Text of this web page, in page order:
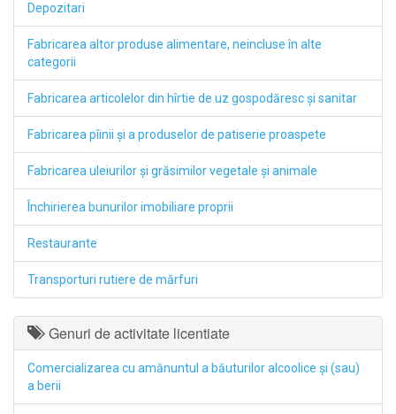
Depozitari
Fabricarea altor produse alimentare, neincluse în alte
categorii
Fabricarea articolelor din hîrtie de uz gospodăresc şi sanitar
Fabricarea pîinii şi a produselor de patiserie proaspete
Fabricarea uleiurilor şi grăsimilor vegetale şi animale
Închirierea bunurilor imobiliare proprii
Restaurante
Transporturi rutiere de mărfuri
Genuri de activitate licentiate
Comercializarea cu amănuntul a băuturilor alcoolice şi (sau)
a berii